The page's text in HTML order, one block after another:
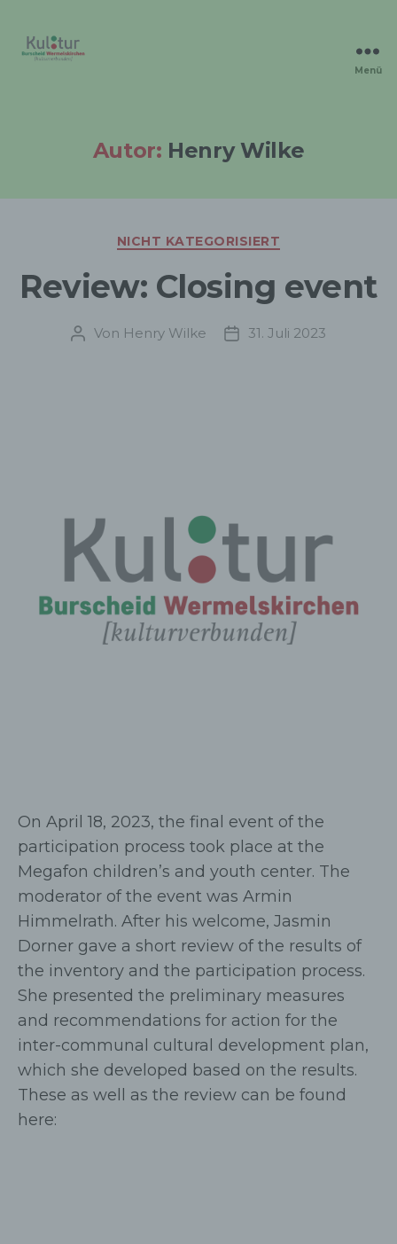
Menü
Autor: Henry Wilke
Kategorien
NICHT KATEGORISIERT
Review: Closing event
Beitragsautor
Von Henry Wilke Veröffentlichungsdatum
31. Juli 2023
On April 18, 2023, the final event of the
participation process took place at the
Megafon children’s and youth center. The
moderator of the event was Armin
Himmelrath. After his welcome, Jasmin
Dorner gave a short review of the results of
the inventory and the participation process.
She presented the preliminary measures
and recommendations for action for the
inter-communal cultural development plan,
which she developed based on the results.
These as well as the review can be found
here: